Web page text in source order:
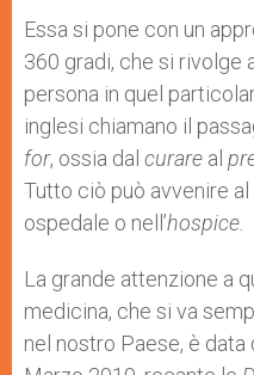
Essa si pone con un
360 gradi, che si rivolge
persona in quel
inglesi chiamano il
for, ossia dal curare al
Tutto ciò può avvenire
ospedale o nell’hospice.
La grande attenzione a
medicina, che si va
nel nostro Paese, è data